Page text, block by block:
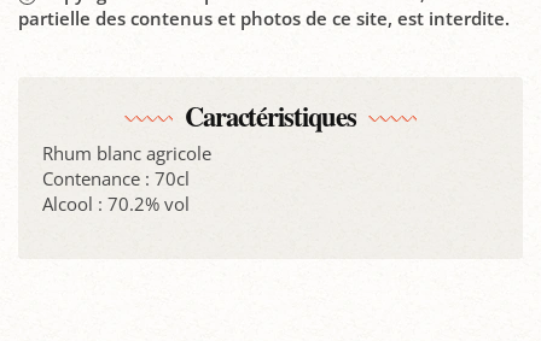
partielle des contenus et photos de ce site, est interdite.
Caractéristiques
Rhum blanc agricole
Contenance : 70cl
Alcool : 70.2% vol